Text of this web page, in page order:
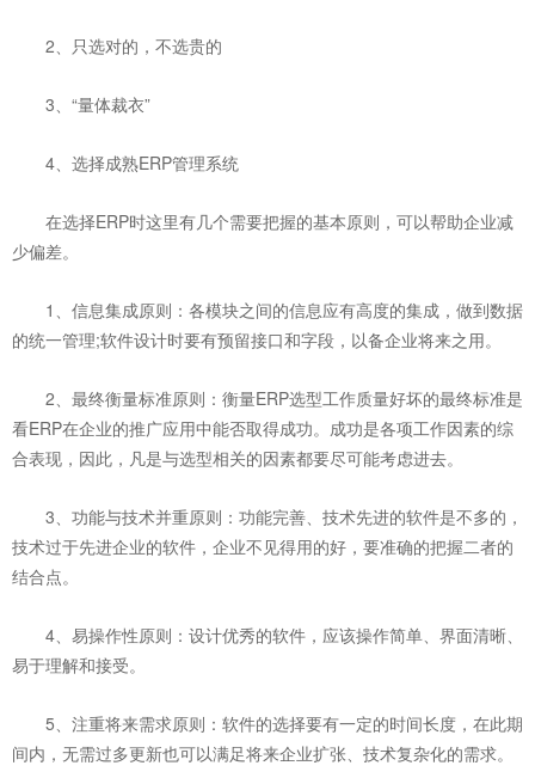
2、只选对的，不选贵的
3、“量体裁衣”
4、选择成熟ERP管理系统
在选择ERP时这里有几个需要把握的基本原则，可以帮助企业减
少偏差。
1、信息集成原则：各模块之间的信息应有高度的集成，做到数据
的统一管理;软件设计时要有预留接口和字段，以备企业将来之用。
2、最终衡量标准原则：衡量ERP选型工作质量好坏的最终标准是
看ERP在企业的推广应用中能否取得成功。成功是各项工作因素的综
合表现，因此，凡是与选型相关的因素都要尽可能考虑进去。
3、功能与技术并重原则：功能完善、技术先进的软件是不多的，
技术过于先进企业的软件，企业不见得用的好，要准确的把握二者的
结合点。
4、易操作性原则：设计优秀的软件，应该操作简单、界面清晰、
易于理解和接受。
5、注重将来需求原则：软件的选择要有一定的时间长度，在此期
间内，无需过多更新也可以满足将来企业扩张、技术复杂化的需求。